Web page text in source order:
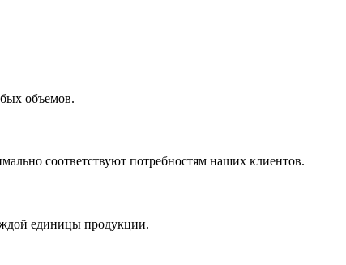
объемов.
соответствуют потребностям наших клиентов.
единицы продукции.